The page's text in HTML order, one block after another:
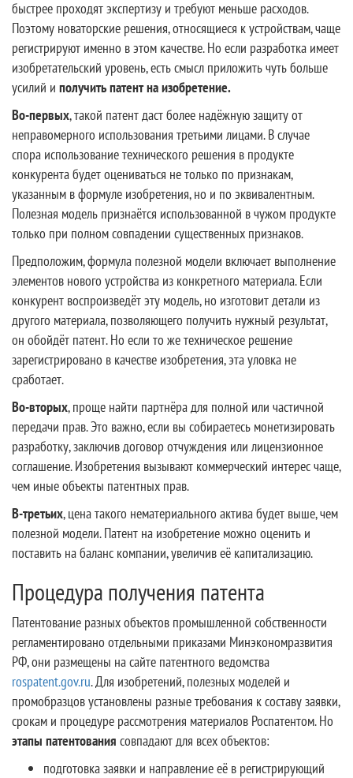
быстрее проходят экспертизу и требуют меньше расходов.
Поэтому новаторские решения, относящиеся к устройствам, чаще
регистрируют именно в этом качестве. Но если разработка имеет
изобретательский уровень, есть смысл приложить чуть больше
усилий и получить патент на изобретение.
Во-первых, такой патент даст более надёжную защиту от
неправомерного использования третьими лицами. В случае
спора использование технического решения в продукте
конкурента будет оцениваться не только по признакам,
указанным в формуле изобретения, но и по эквивалентным.
Полезная модель признаётся использованной в чужом продукте
только при полном совпадении существенных признаков.
Предположим, формула полезной модели включает выполнение
элементов нового устройства из конкретного материала. Если
конкурент воспроизведёт эту модель, но изготовит детали из
другого материала, позволяющего получить нужный результат,
он обойдёт патент. Но если то же техническое решение
зарегистрировано в качестве изобретения, эта уловка не
сработает.
Во-вторых, проще найти партнёра для полной или частичной
передачи прав. Это важно, если вы собираетесь монетизировать
разработку, заключив договор отчуждения или лицензионное
соглашение. Изобретения вызывают коммерческий интерес чаще,
чем иные объекты патентных прав.
В-третьих, цена такого нематериального актива будет выше, чем
полезной модели. Патент на изобретение можно оценить и
поставить на баланс компании, увеличив её капитализацию.
Процедура получения патента
Патентование разных объектов промышленной собственности
регламентировано отдельными приказами Минэкономразвития
РФ, они размещены на сайте патентного ведомства
rospatent.gov.ru. Для изобретений, полезных моделей и
промобразцов установлены разные требования к составу заявки,
срокам и процедуре рассмотрения материалов Роспатентом. Но
этапы патентования совпадают для всех объектов:
подготовка заявки и направление её в регистрирующий